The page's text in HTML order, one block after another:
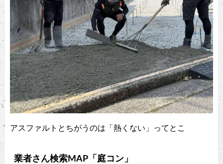
アスファルトとちがうのは「熱くない」ってとこ
業者さん検索MAP「庭コン」